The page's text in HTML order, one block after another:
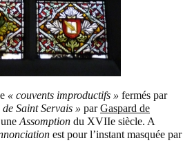
« couvents improductifs » fermés par
Saint Servais » parGaspard de
Assomption du XVIIe siècle. A
est pour l’instant masquée par